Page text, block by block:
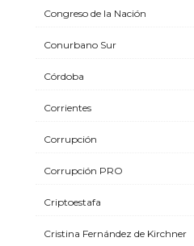
Congreso de la Nación
Conurbano Sur
Córdoba
Corrientes
Corrupción
Corrupción PRO
Criptoestafa
Cristina Fernández de Kirchner